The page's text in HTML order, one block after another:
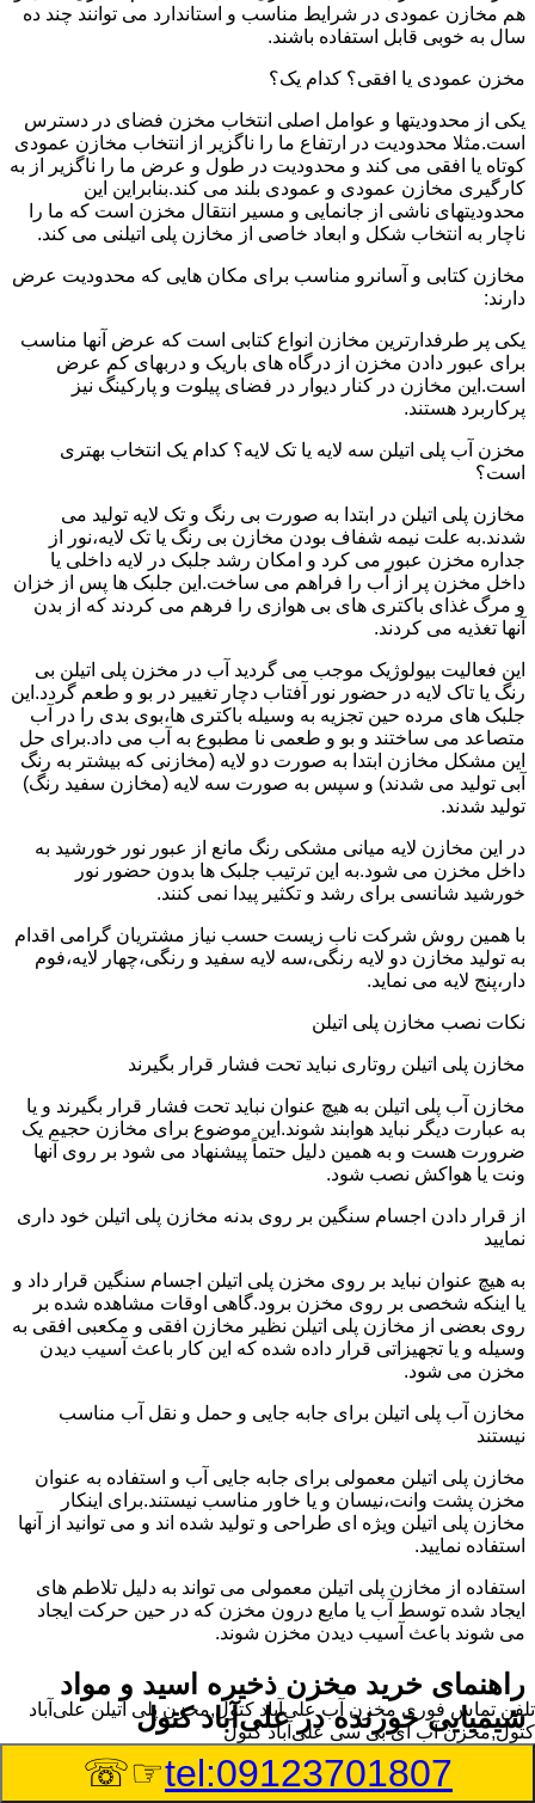
هم مخازن عمودی در شرایط مناسب و استاندارد می توانند چند ده
سال به خوبی قابل استفاده باشند.
مخزن عمودی یا افقی؟ کدام یک؟
یکی از محدودیتها و عوامل اصلی انتخاب مخزن فضای در دسترس
است.مثلا محدودیت در ارتفاع ما را ناگزیر از انتخاب مخازن عمودی
کوتاه یا افقی می کند و محدودیت در طول و عرض ما را ناگزیر از به
کارگیری مخازن عمودی و عمودی بلند می کند.بنابراین این
محدودیتهای ناشی از جانمایی و مسیر انتقال مخزن است که ما را
ناچار به انتخاب شکل و ابعاد خاصی از مخازن پلی اتیلنی می کند.
مخازن کتابی و آسانرو مناسب برای مکان هایی که محدودیت عرض
دارند:
یکی پر طرفدارترین مخازن انواع کتابی است که عرض آنها مناسب
برای عبور دادن مخزن از درگاه های باریک و دربهای کم عرض
است.این مخازن در کنار دیوار در فضای پیلوت و پارکینگ نیز
پرکاربرد هستند.
مخزن آب پلی اتیلن سه لایه یا تک لایه؟ کدام یک انتخاب بهتری
است؟
مخازن پلی اتیلن در ابتدا به صورت بی رنگ و تک لایه تولید می
شدند.به علت نیمه شفاف بودن مخازن بی رنگ یا تک لایه،نور از
جداره مخزن عبور می کرد و امکان رشد جلبک در لایه داخلی یا
داخل مخزن پر از آب را فراهم می ساخت.این جلبک ها پس از خزان
و مرگ غذای باکتری های بی هوازی را فرهم می کردند که از بدن
آنها تغذیه می کردند.
این فعالیت بیولوژیک موجب می گردید آب در مخزن پلی اتیلن بی
رنگ یا تاک لایه در حضور نور آفتاب دچار تغییر در بو و طعم گردد.این
جلبک های مرده حین تجزیه به وسیله باکتری ها،بوی بدی را در آب
متصاعد می ساختند و بو و طعمی نا مطبوع به آب می داد.برای حل
این مشکل مخازن ابتدا به صورت دو لایه (مخازنی که بیشتر به رنگ
آبی تولید می شدند) و سپس به صورت سه لایه (مخازن سفید رنگ)
تولید شدند.
در این مخازن لایه میانی مشکی رنگ مانع از عبور نور خورشید به
داخل مخزن می شود.به این ترتیب جلبک ها بدون حضور نور
خورشید شانسی برای رشد و تکثیر پیدا نمی کنند.
با همین روش شرکت ناب زیست حسب نیاز مشتریان گرامی اقدام
به تولید مخازن دو لایه رنگی،سه لایه سفید و رنگی،چهار لایه،فوم
دار،پنج لایه می نماید.
نکات نصب مخازن پلی اتیلن
مخازن پلی اتیلن روتاری نباید تحت فشار قرار بگیرند
مخازن آب پلی اتیلن به هیچ عنوان نباید تحت فشار قرار بگیرند و یا
به عبارت دیگر نباید هوابند شوند.این موضوع برای مخازن حجیم یک
ضرورت هست و به همین دلیل حتماً پیشنهاد می شود بر روی آنها
ونت یا هواکش نصب شود.
از قرار دادن اجسام سنگین بر روی بدنه مخازن پلی اتیلن خود داری
نمایید
به هیچ عنوان نباید بر روی مخزن پلی اتیلن اجسام سنگین قرار داد و
یا اینکه شخصی بر روی مخزن برود.گاهی اوقات مشاهده شده بر
روی بعضی از مخازن پلی اتیلن نظیر مخازن افقی و مکعبی افقی به
وسیله و یا تجهیزاتی قرار داده شده که این کار باعث آسیب دیدن
مخزن می شود.
مخازن آب پلی اتیلن برای جابه جایی و حمل و نقل آب مناسب
نیستند
مخازن پلی اتیلن معمولی برای جابه جایی آب و استفاده به عنوان
مخزن پشت وانت،نیسان و یا خاور مناسب نیستند.برای اینکار
مخازن پلی اتیلن ویژه ای طراحی و تولید شده اند و می توانید از آنها
استفاده نمایید.
استفاده از مخازن پلی اتیلن معمولی می تواند به دلیل تلاطم های
ایجاد شده توسط آب یا مایع درون مخزن که در حین حرکت ایجاد
می شوند باعث آسیب دیدن مخزن شوند.
راهنمای خرید مخزن ذخیره اسید و مواد
شیمیایی خورنده در علی‌آباد کتول
مخزن ذخیره اسید و مواد شیمیایی باید به گونه ای تولید شوند که
بتوانند در برابر چگالی نسبتا بالا و خورندگی انواع اسیدها مقاومت
تلفن تماس فوری مخزن آب علی‌آباد کتول,مخزن پلی اتیلن علی‌آباد
کتول,مخزن آب ای بی سی علی‌آباد کتول
tel:09123701807
☞☏